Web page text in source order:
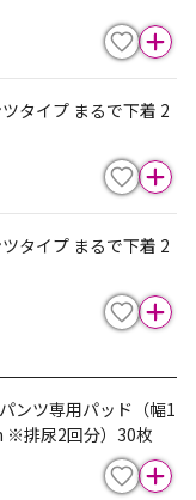
タイプ まるで下着 2
タイプ まるで下着 2
ンツ専用パッド（幅1
排尿2回分）30枚